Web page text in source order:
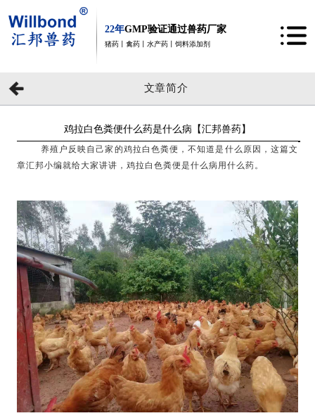
22年GMP验证通过兽药厂家
猪药丨禽药丨水产药丨饲料添加剂
文章简介
鸡拉白色粪便什么药是什么病【汇邦兽药】
养殖户反映自己家的鸡拉白色粪便 ，不知道是什么原因， 这篇文
章汇邦小编就给大家讲讲， 鸡拉白色粪便是什么病用什么药。